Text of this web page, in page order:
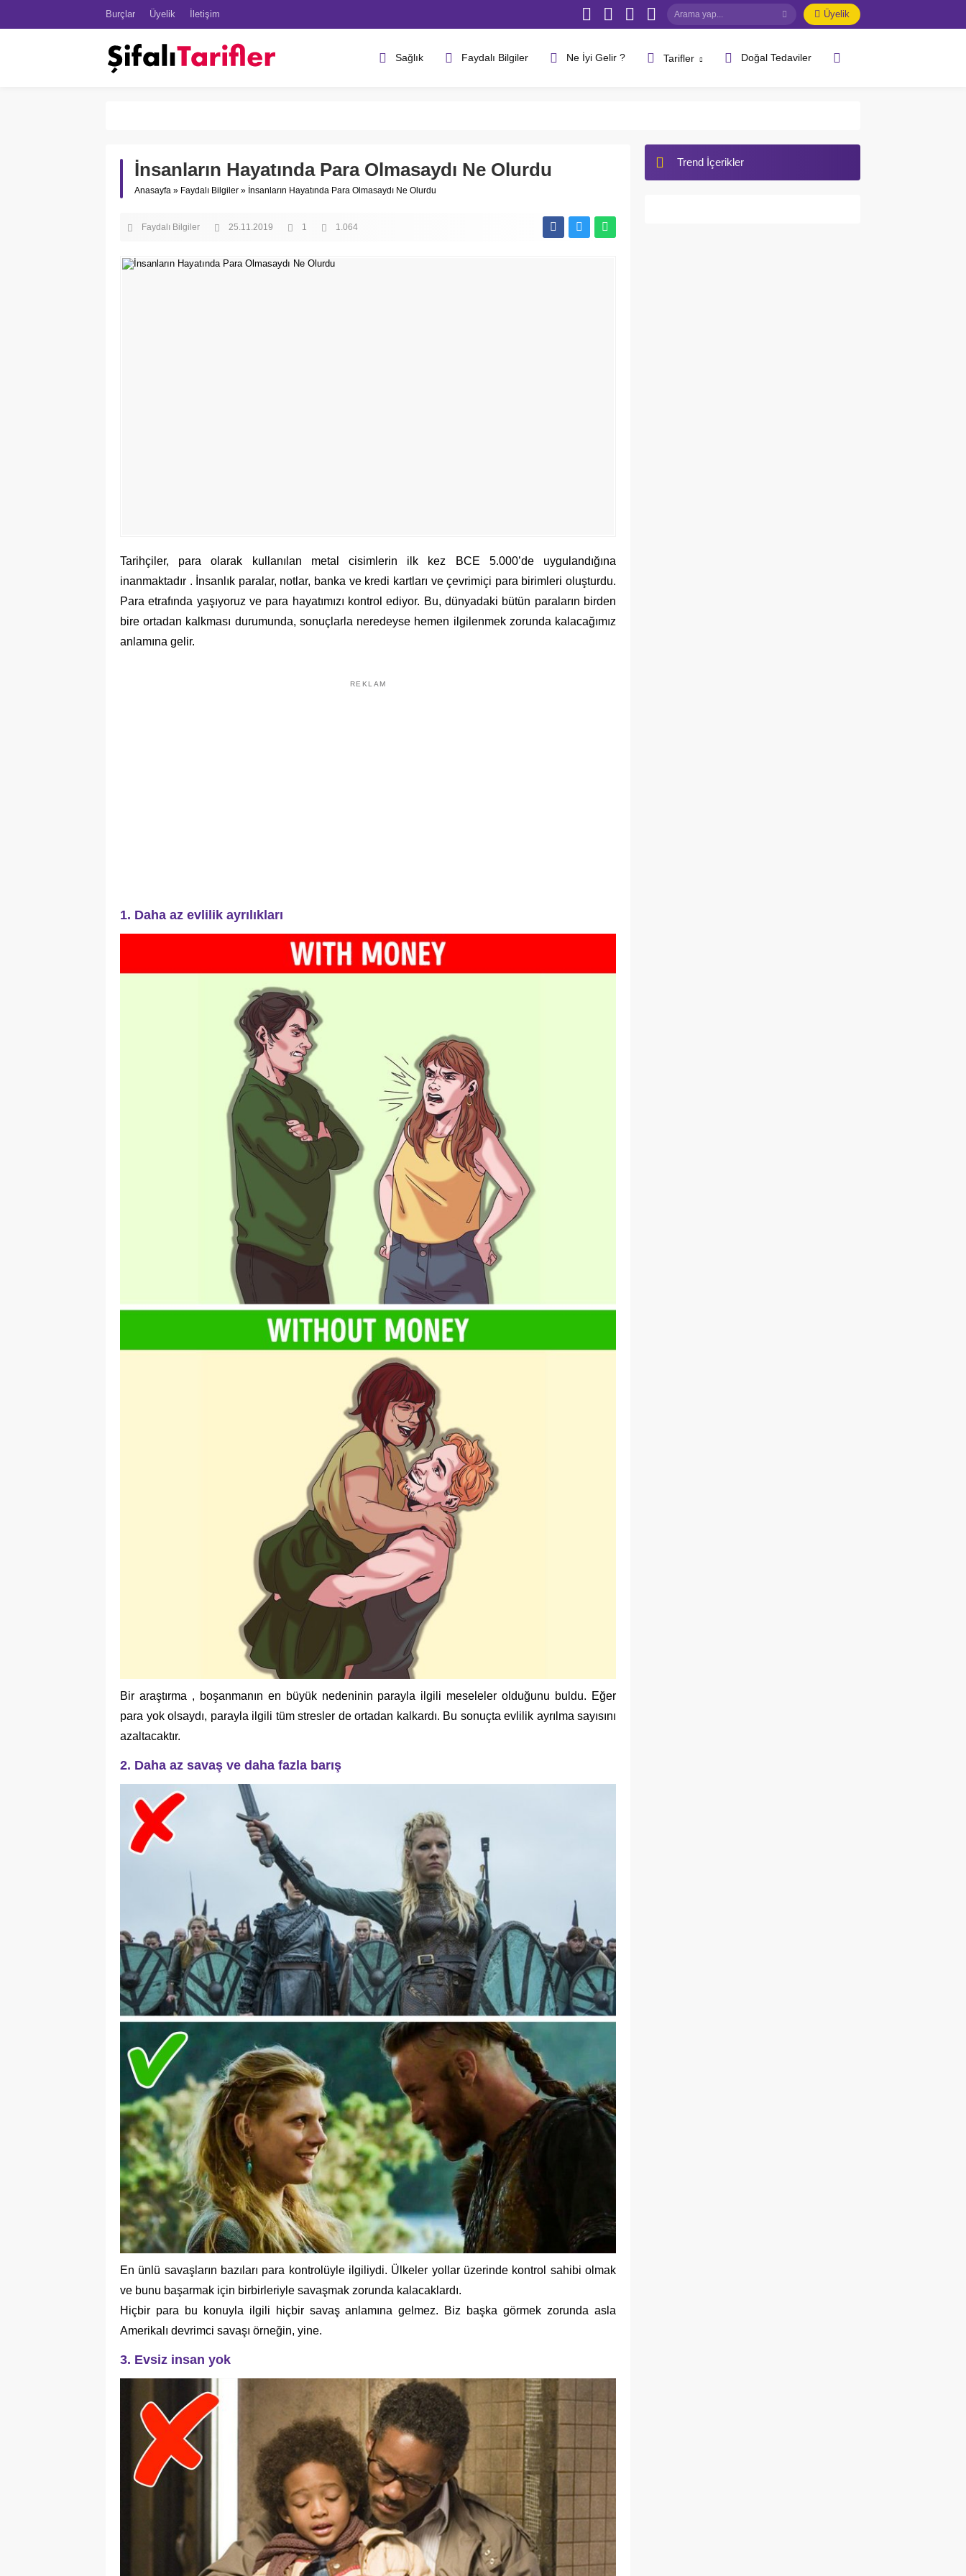
Burçlar Üyelik İletişim Üyelik
Sağlık Faydalı Bilgiler Ne İyi Gelir ? Tarifler Doğal Tedaviler
İnsanların Hayatında Para Olmasaydı Ne Olurdu
Anasayfa » Faydalı Bilgiler » İnsanların Hayatında Para Olmasaydı Ne Olurdu
Faydalı Bilgiler 25.11.2019 1 1.064
Tarihçiler, para olarak kullanılan metal cisimlerin ilk kez BCE 5.000’de uygulandığına
inanmaktadır . İnsanlık paralar, notlar, banka ve kredi kartları ve çevrimiçi para birimleri oluşturdu.
Para etrafında yaşıyoruz ve para hayatımızı kontrol ediyor. Bu, dünyadaki bütün paraların birden
bire ortadan kalkması durumunda, sonuçlarla neredeyse hemen ilgilenmek zorunda kalacağımız
anlamına gelir.
REKLAM
1. Daha az evlilik ayrılıkları
Bir araştırma , boşanmanın en büyük nedeninin parayla ilgili meseleler olduğunu buldu. Eğer
para yok olsaydı, parayla ilgili tüm stresler de ortadan kalkardı. Bu sonuçta evlilik ayrılma sayısını
azaltacaktır.
2. Daha az savaş ve daha fazla barış
En ünlü savaşların bazıları para kontrolüyle ilgiliydi. Ülkeler yollar üzerinde kontrol sahibi olmak
ve bunu başarmak için birbirleriyle savaşmak zorunda kalacaklardı.
Hiçbir para bu konuyla ilgili hiçbir savaş anlamına gelmez. Biz başka görmek zorunda asla
Amerikalı devrimci savaşı örneğin, yine.
3. Evsiz insan yok
Trend İçerikler